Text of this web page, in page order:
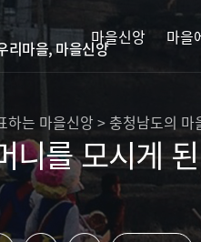
리마을, 마을신앙
마을신앙 마을
하는 마을신앙 > 충청남도의 마
니를 모시게